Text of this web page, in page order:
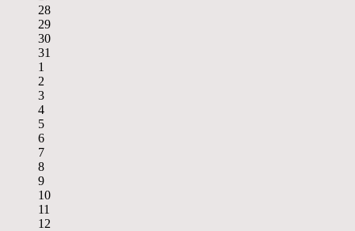
28
29
30
31
1
2
3
4
5
6
7
8
9
10
11
12